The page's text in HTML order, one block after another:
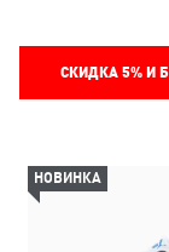
СКИДКА 5%И
НОВИНКА